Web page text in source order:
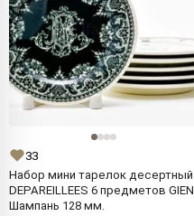
33
Набор мини тарелок десертный
DEPAREILLEES 6 предметов GIEN
Шампань 128 мм.